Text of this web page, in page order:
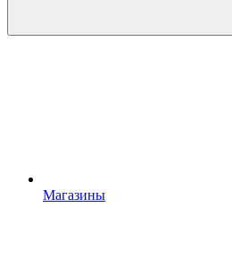
Магазины